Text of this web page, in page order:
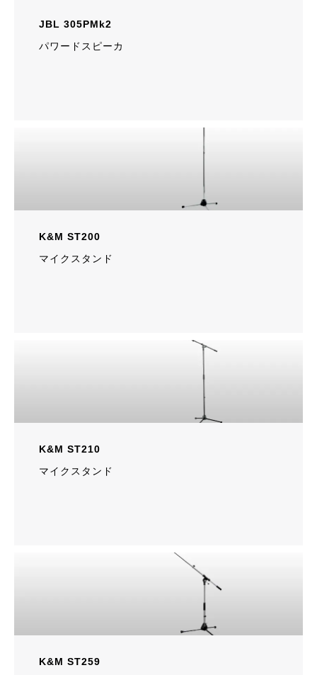
JBL 305PMk2
パワードスピーカ
K&M ST200
マイクスタンド
K&M ST210
マイクスタンド
K&M ST259